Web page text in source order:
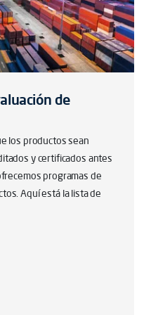
de
los productos sean
y certificados antes
programas de
Aquí está la lista de